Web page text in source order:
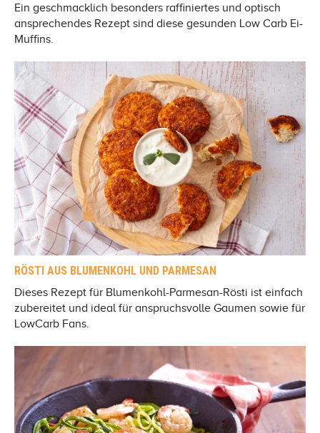
Ein geschmacklich besonders raffiniertes und optisch
ansprechendes Rezept sind diese gesunden Low Carb Ei-
Muffins.
RÖSTI AUS BLUMENKOHL UND PARMESAN
Dieses Rezept für Blumenkohl-Parmesan-Rösti ist einfach
zubereitet und ideal für anspruchsvolle Gaumen sowie für
LowCarb Fans.